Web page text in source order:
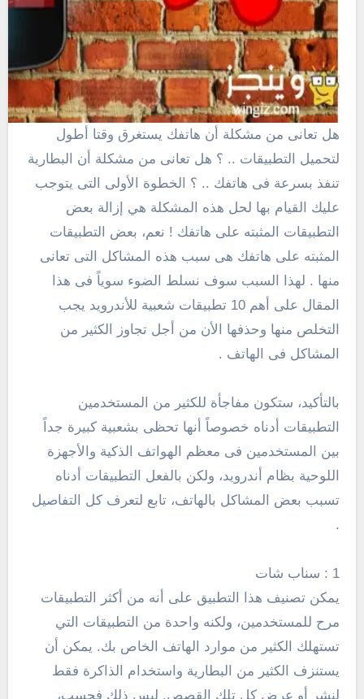
هل تعانى من مشكلة أن هاتفك يستغرق وقتا أطول
لتحميل التطبيقات .. ؟ هل تعانى من مشكلة أن البطارية
تنفذ بسرعة فى هاتفك .. ؟ الخطوة الأولى التى يتوجب
عليك القيام بها لحل هذه المشكلة هي إزالة بعض
التطبيقات المثبته على هاتفك ! نعم، بعض التطبيقات
المثبته على هاتفك هى سبب هذه المشاكل التى تعانى
منها . لهذا السبب سوف نسلط الضوء سوياً فى هذا
المقال على أهم 10 تطبيقات شعبية للأندرويد يجب
التخلص منها وحذفها الأن من أجل تجاوز الكثير من
المشاكل فى الهاتف .
بالتأكيد، ستكون مفاجأة للكثير من المستخدمين
التطبيقات أدناه خصوصاً أنها تحظى بشعبية كبيرة جداً
بين المستخدمين فى معظم الهواتف الذكية والأجهزة
اللوحية بظام أندرويد، ولكن بالفعل التطبيقات أدناه
تسبب بعض المشاكل بالهاتف، تابع لتعرف كل التفاصيل
.
1 : سناب شات
يمكن تصنيف هذا التطبيق على أنه من أكثر التطبيقات
مرح للمستخدمين، ولكنه واحدة من التطبيقات التي
تستهلك الكثير من موارد الهاتف الخاص بك. يمكن أن
يستنزف الكثير من البطارية واستخدام الذاكرة فقط
لنشر أو عرض كل تلك القصص. ليس ذلك فحسب،